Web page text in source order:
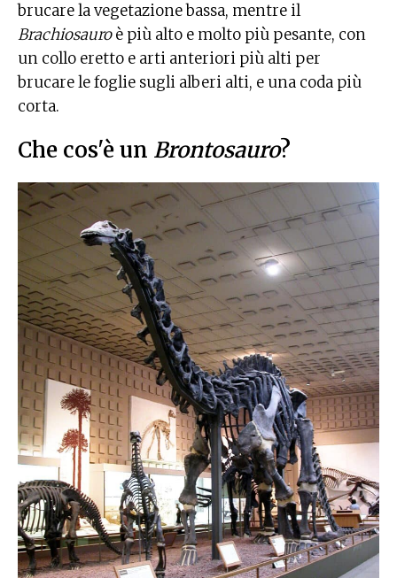
brucare la vegetazione bassa, mentre il
Brachiosauroè più alto e molto più pesante, con
un collo eretto e arti anteriori più alti per
brucare le foglie sugli alberi alti, e una coda più
corta.
Che cos'è un Brontosauro?